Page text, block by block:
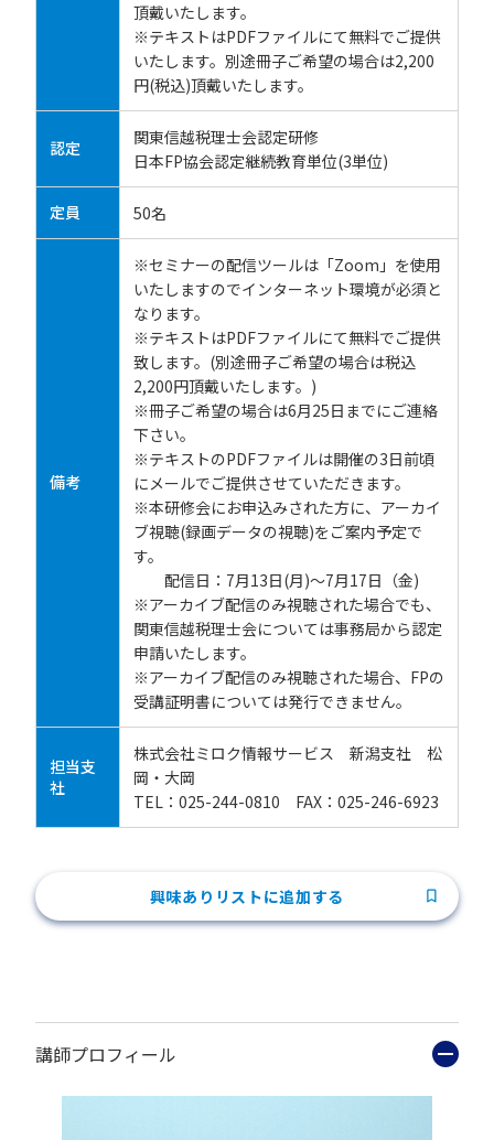
頂戴いたします。
※テキストはPDFファイルにて無料でご提供
いたします。別途冊子ご希望の場合は2,200
円(税込)頂戴いたします。
認定
関東信越税理士会認定研修
日本FP協会認定継続教育単位(3単位)
定員 50名
備考
※セミナーの配信ツールは「Zoom」を使用
いたしますのでインターネット環境が必須と
なります。
※テキストはPDFファイルにて無料でご提供
致します。(別途冊子ご希望の場合は税込
2,200円頂戴いたします。)
※冊子ご希望の場合は6月25日までにご連絡
下さい。
※テキストのPDFファイルは開催の3日前頃
にメールでご提供させていただきます。
※本研修会にお申込みされた方に、アーカイ
ブ視聴(録画データの視聴)をご案内予定で
す。
配信日：7月13日(月)～7月17日（金)
※アーカイブ配信のみ視聴された場合でも、
関東信越税理士会については事務局から認定
申請いたします。
※アーカイブ配信のみ視聴された場合、FPの
受講証明書については発行できません。
担当支
社
株式会社ミロク情報サービス 新潟支社 松
岡・大岡
TEL：025-244-0810 FAX：025-246-6923
興味ありリストに追加する
講師プロフィール